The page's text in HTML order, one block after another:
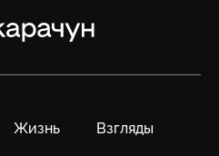
Жизнь Взгляды